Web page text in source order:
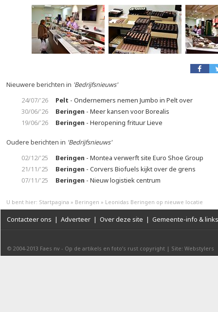
Nieuwere berichten in 'Bedrijfsnieuws'
24/07/'26
Pelt - Ondernemers nemen Jumbo in Pelt over
30/06/'26
Beringen - Meer kansen voor Borealis
19/06/'26
Beringen - Heropening frituur Lieve
Oudere berichten in 'Bedrijfsnieuws'
02/12/'25
Beringen - Montea verwerft site Euro Shoe Group
21/11/'25
Beringen - Corvers Biofuels kijkt over de grens
07/11/'25
Beringen - Nieuw logistiek centrum
U bent hier: Startpagina » Beringen » Leonidas Beringen op nieuwe locatie
Contacteer ons | Adverteer | Over deze site | Gemeente-info & links
© 2004-2013 Faes nv - Op de artikels en foto’s rust copyright | Site: Webstylers